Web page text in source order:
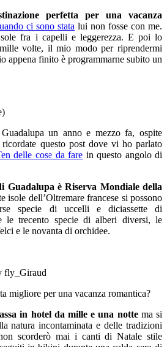
perfetta per una vacanza
ci sono stata lui non fosse con me.
fra i capelli e leggerezza. E poi lo
volte, il mio modo per riprendermi
appena finito è programmarne subito un
un anno e mezzo fa, ospite
questo post dove vi ho parlato
delle cose da fare in questo angolo di
Guadalupa è Riserva Mondiale della
isole dell’Oltremare francese si possono
specie di uccelli e diciassette di
le trecento specie di alberi diversi, le
e le novanta di orchidee.
fly_Giraud
migliore per una vacanza romantica?
in hotel da mille e una notte ma si
natura incontaminata e delle tradizioni
scorderò mai i canti di Natale stile